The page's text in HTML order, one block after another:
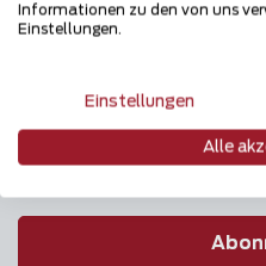
Informationen zu den von uns
Einstellungen.
Einstellungen
Alle